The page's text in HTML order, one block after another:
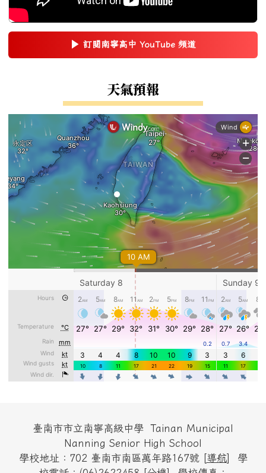
▶ 訂閱南寧高中 YouTube 頻道
(另開新視窗)
天氣預報
頁尾區域內容
臺南市市立南寧高級中學 Tainan Municipal
Nanning Senior High School
學校地址：702 臺南市南區萬年路167號 [導航] 學